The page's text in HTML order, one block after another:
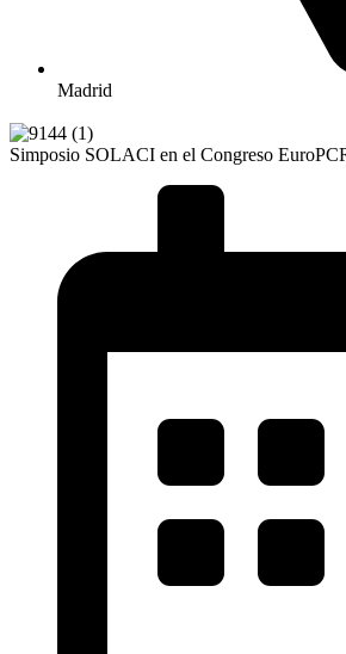
Madrid
Simposio SOLACI en el Congreso